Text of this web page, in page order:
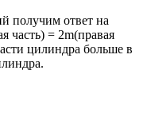
получим ответ на
часть) = 2m(правая
цилиндра больше в